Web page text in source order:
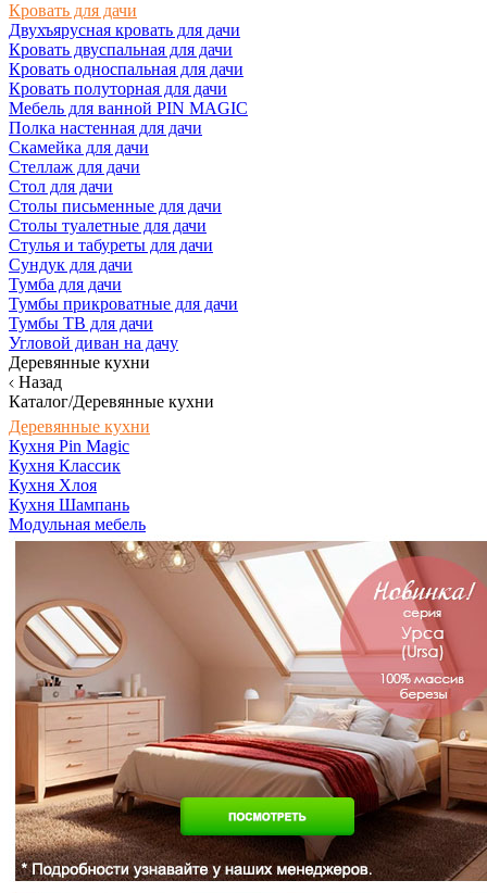
Кровать для дачи
Двухъярусная кровать для дачи
Кровать двуспальная для дачи
Кровать односпальная для дачи
Кровать полуторная для дачи
Мебель для ванной PIN MAGIC
Полка настенная для дачи
Скамейка для дачи
Стеллаж для дачи
Стол для дачи
Столы письменные для дачи
Столы туалетные для дачи
Стулья и табуреты для дачи
Сундук для дачи
Тумба для дачи
Тумбы прикроватные для дачи
Тумбы ТВ для дачи
Угловой диван на дачу
Деревянные кухни
Назад
Каталог/Деревянные кухни
Деревянные кухни
Кухня Pin Magic
Кухня Классик
Кухня Хлоя
Кухня Шампань
Модульная мебель